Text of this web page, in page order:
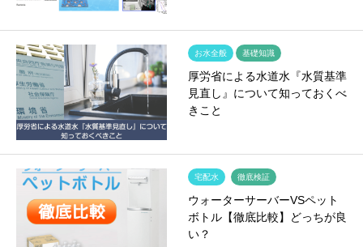
お水全般 基礎知識
厚労省による水道水『水質基準
見直し』について知っておくべ
きこと
宅配水 徹底検証
ウォーターサーバーVSペット
ボトル【徹底比較】どっちが良
い？